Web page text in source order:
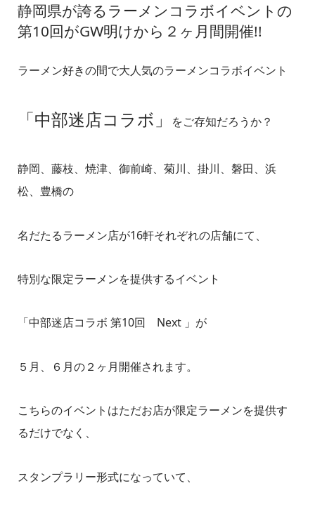
静岡県が誇るラーメンコラボイベントの
第10回がGW明けから２ヶ月間開催!!
ラーメン好きの間で大人気のラーメンコラボイベント
「中部迷店コラボ」 をご存知だろうか？
静岡、藤枝、焼津、御前崎、菊川、掛川、磐田、浜
松、豊橋の
名だたるラーメン店が16軒それぞれの店舗にて、
特別な限定ラーメンを提供するイベント
「中部迷店コラボ 第10回 Next 」が
５月、６月の２ヶ月開催されます。
こちらのイベントはただお店が限定ラーメンを提供す
るだけでなく、
スタンプラリー形式になっていて、